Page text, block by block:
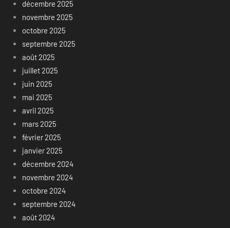
décembre 2025
novembre 2025
octobre 2025
septembre 2025
août 2025
juillet 2025
juin 2025
mai 2025
avril 2025
mars 2025
février 2025
janvier 2025
décembre 2024
novembre 2024
octobre 2024
septembre 2024
août 2024